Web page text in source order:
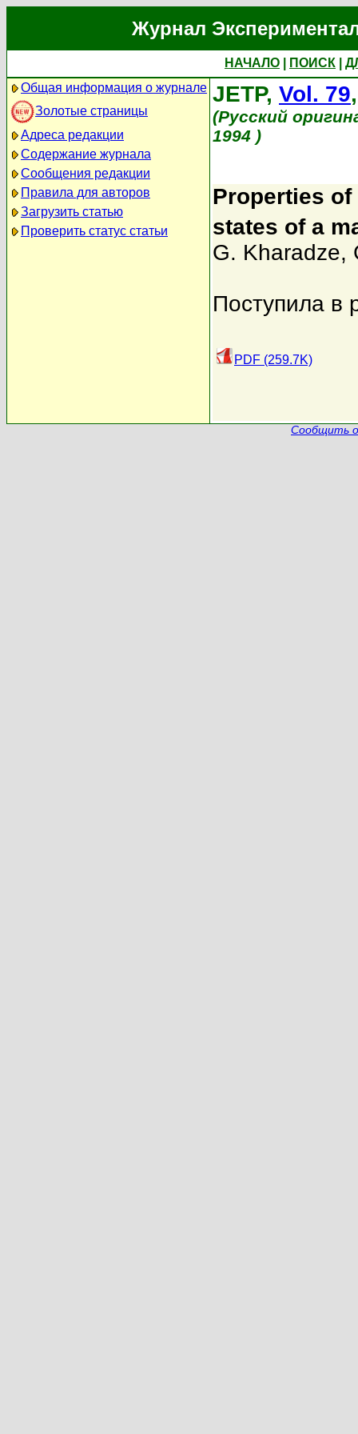
Журнал
НАЧАЛО ПОИСК
Общая информация о журнале
Золотые страницы
Адреса редакции
Содержание журнала
Сообщения редакции
Правила для авторов
Загрузить статью
Проверить статус статьи
JETP, Vol. 79
(Русский
1994 )
Properties
states of a
G. Kharadze,
Поступила в
PDF (259.7K)
Сообщить о